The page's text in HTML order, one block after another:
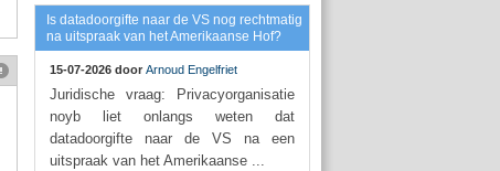
Is datadoorgifte naar de VS nog rechtmatig
na uitspraak van het Amerikaanse Hof?
15-07-2026 door Arnoud Engelfriet
Juridische vraag: Privacyorganisatie
noyb liet onlangs weten dat
datadoorgifte naar de VS na een
uitspraak van het Amerikaanse ...